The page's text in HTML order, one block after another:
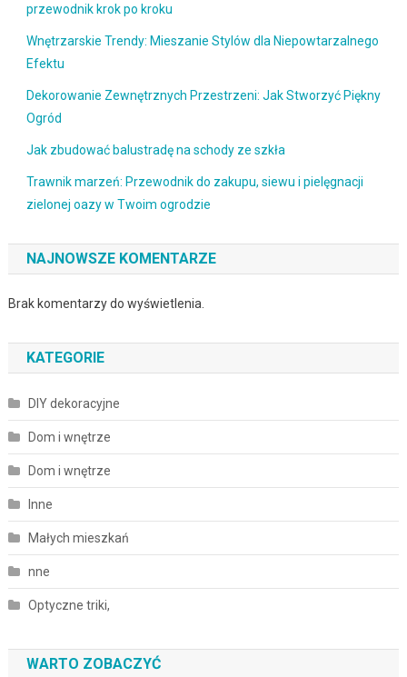
przewodnik krok po kroku
Wnętrzarskie Trendy: Mieszanie Stylów dla Niepowtarzalnego
Efektu
Dekorowanie Zewnętrznych Przestrzeni: Jak Stworzyć Piękny
Ogród
Jak zbudować balustradę na schody ze szkła
Trawnik marzeń: Przewodnik do zakupu, siewu i pielęgnacji
zielonej oazy w Twoim ogrodzie
NAJNOWSZE KOMENTARZE
Brak komentarzy do wyświetlenia.
KATEGORIE
DIY dekoracyjne
Dom i wnętrze
Dom i wnętrze
Inne
Małych mieszkań
nne
Optyczne triki,
WARTO ZOBACZYĆ